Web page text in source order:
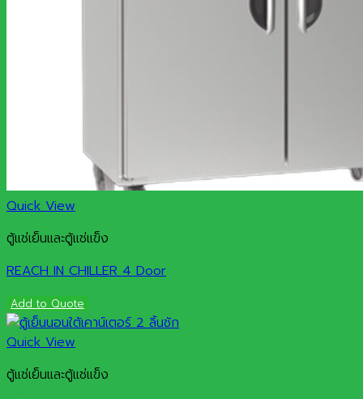
Quick View
ตู้แช่เย็นและตู้แช่แข็ง
REACH IN CHILLER 4 Door
Add to Quote
Quick View
ตู้แช่เย็นและตู้แช่แข็ง